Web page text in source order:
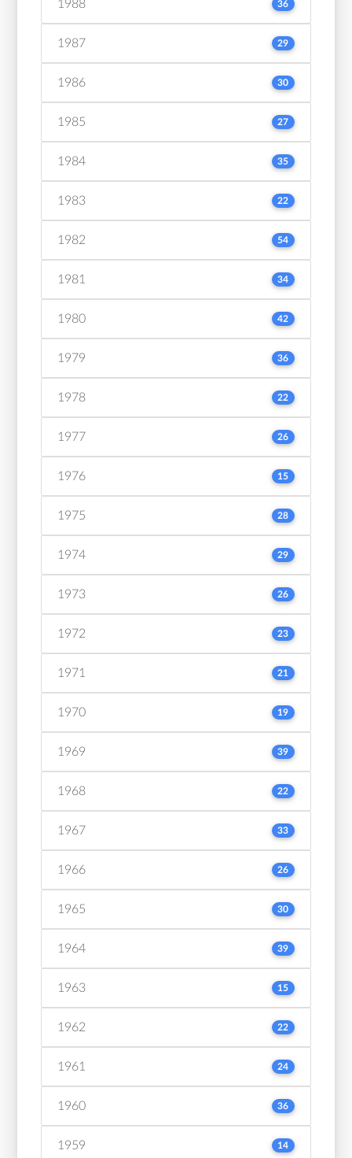
1988 36
1987 29
1986 30
1985 27
1984 35
1983 22
1982 54
1981 34
1980 42
1979 36
1978 22
1977 26
1976 15
1975 28
1974 29
1973 26
1972 23
1971 21
1970 19
1969 39
1968 22
1967 33
1966 26
1965 30
1964 39
1963 15
1962 22
1961 24
1960 36
1959 14